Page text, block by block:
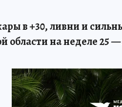
в +30, ливни и
области на неделе 25